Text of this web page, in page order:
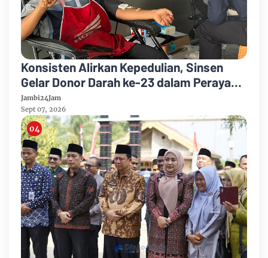
Konsisten Alirkan Kepedulian, Sinsen
Gelar Donor Darah ke-23 dalam Perayaan
Anniversary Sinsen
Jambi24Jam
Sept 07, 2026